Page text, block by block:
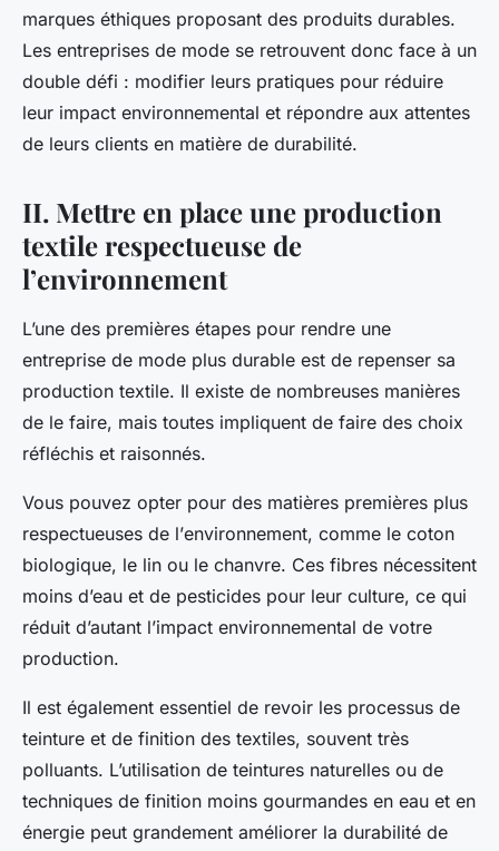
marques éthiques proposant des produits durables.
Les entreprises de mode se retrouvent donc face à un
double défi : modifier leurs pratiques pour réduire
leur impact environnemental et répondre aux attentes
de leurs clients en matière de durabilité.
II. Mettre en place une production
textile respectueuse de
l’environnement
L’une des premières étapes pour rendre une
entreprise de mode plus durable est de repenser sa
production textile. Il existe de nombreuses manières
de le faire, mais toutes impliquent de faire des choix
réfléchis et raisonnés.
Vous pouvez opter pour des matières premières plus
respectueuses de l’environnement, comme le coton
biologique, le lin ou le chanvre. Ces fibres nécessitent
moins d’eau et de pesticides pour leur culture, ce qui
réduit d’autant l’impact environnemental de votre
production.
Il est également essentiel de revoir les processus de
teinture et de finition des textiles, souvent très
polluants. L’utilisation de teintures naturelles ou de
techniques de finition moins gourmandes en eau et en
énergie peut grandement améliorer la durabilité de